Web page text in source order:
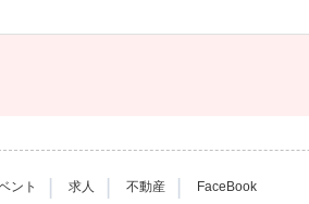
ント | 求人 | 不動産 | FaceBook